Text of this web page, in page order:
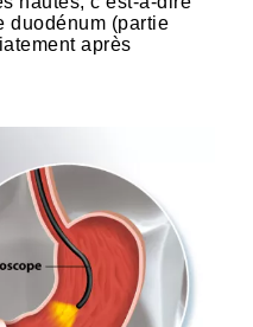
duodénum (partie
après